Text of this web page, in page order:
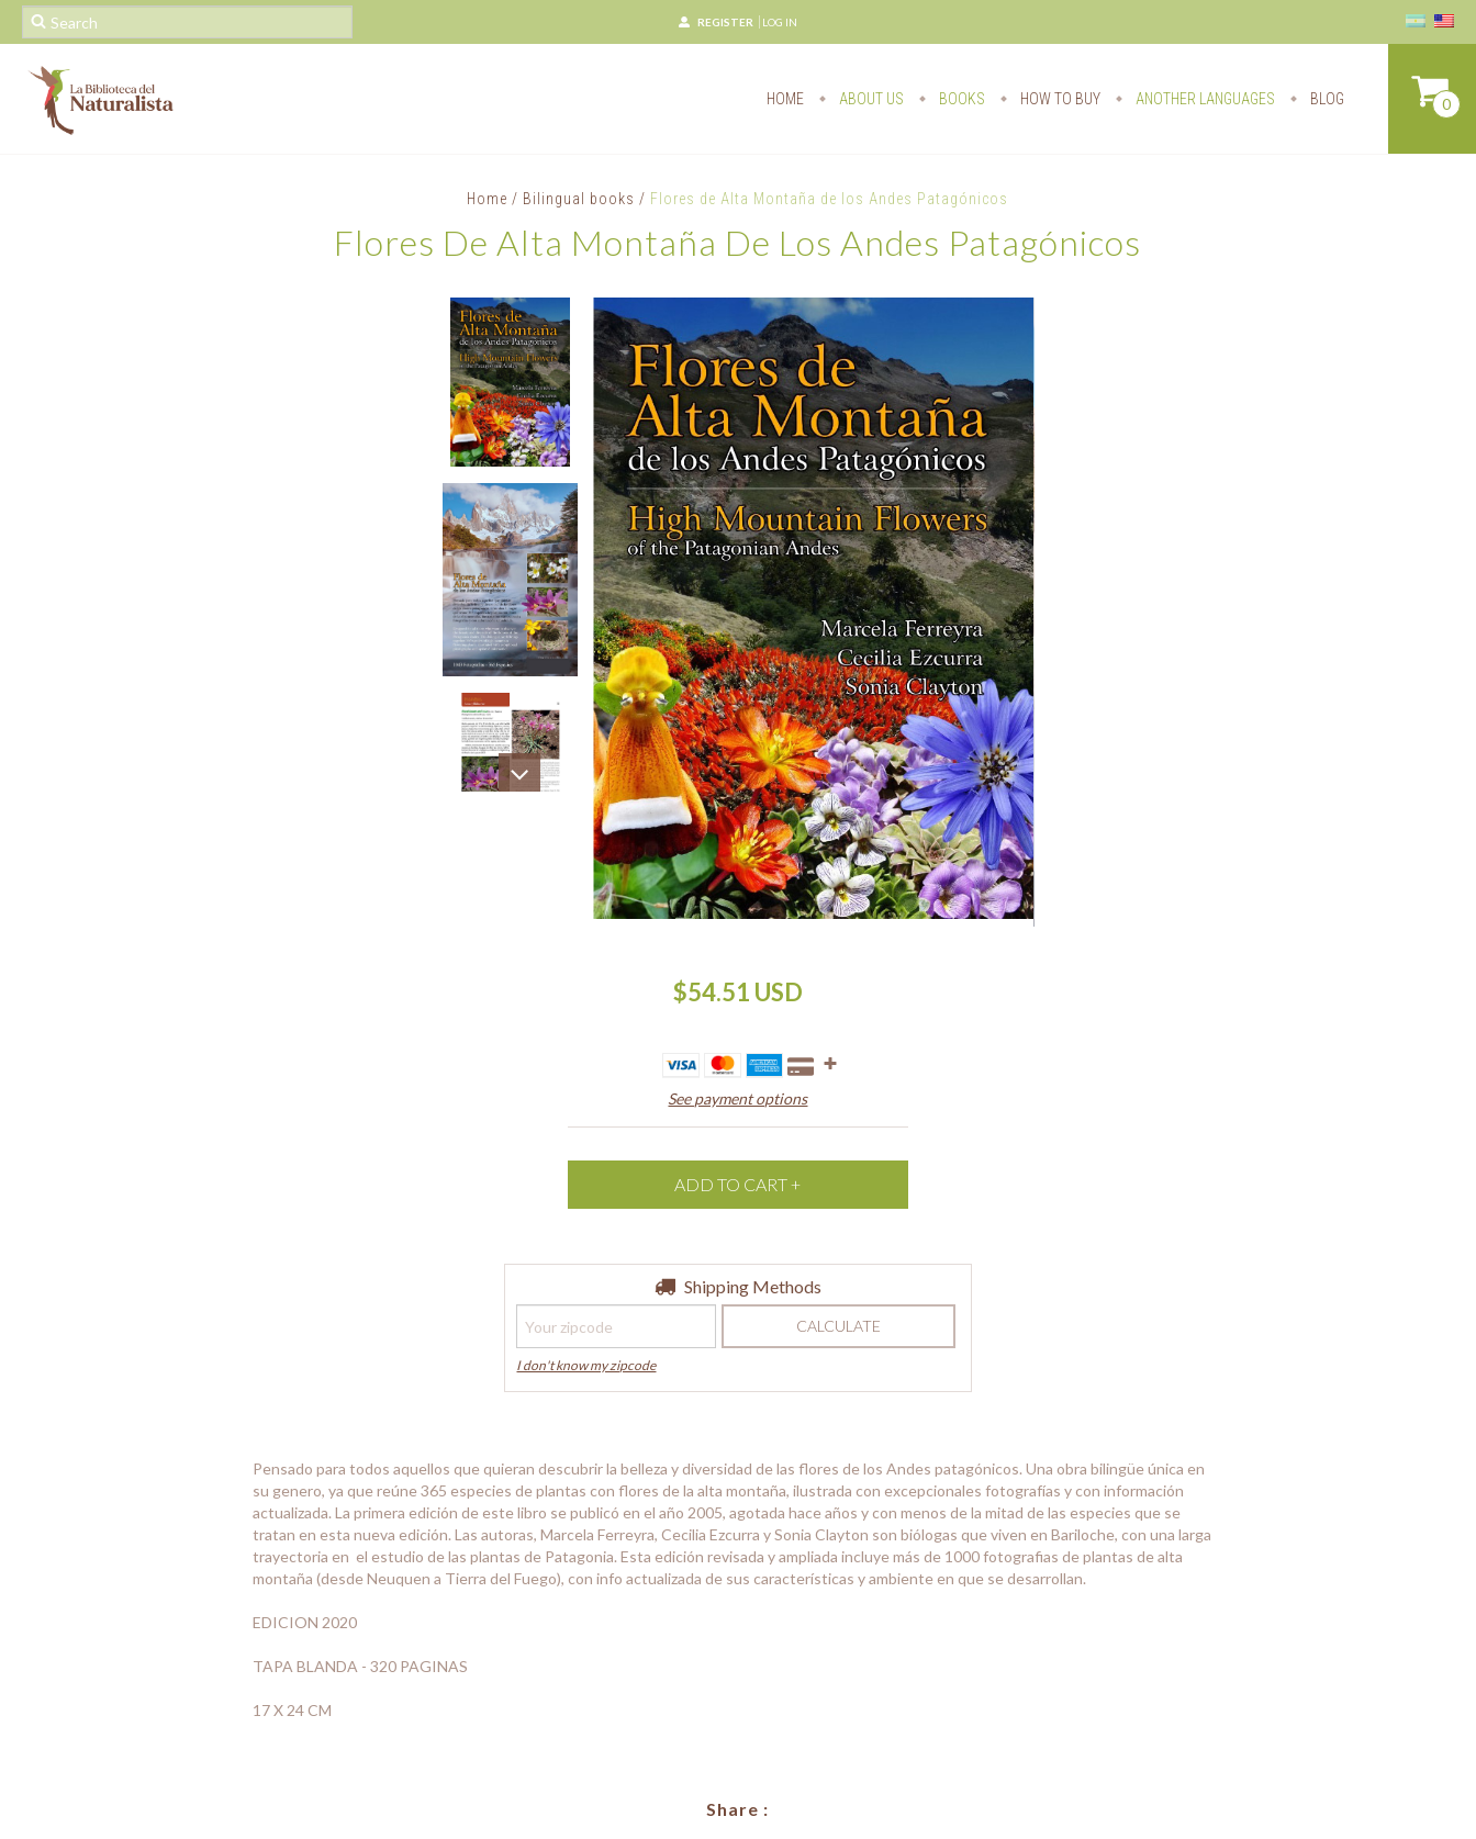
REGISTER LOG IN
HOME ABOUT US BOOKS HOW TO BUY ANOTHER LANGUAGES BLOG 0
Home / Bilingual books / Flores de Alta Montaña de los Andes Patagónicos
Flores De Alta Montaña De Los Andes Patagónicos
$54.51 USD
See payment options
Shipping for zipcode: Shipping Methods
CALCULATE
I don't know my zipcode
Pensado para todos aquellos que quieran descubrir la belleza y diversidad de las flores de los Andes patagónicos. Una obra bilingüe única en
su genero, ya que reúne 365 especies de plantas con flores de la alta montaña, ilustrada con excepcionales fotografías y con información
actualizada. La primera edición de este libro se publicó en el año 2005, agotada hace años y con menos de la mitad de las especies que se
tratan en esta nueva edición. Las autoras, Marcela Ferreyra, Cecilia Ezcurra y Sonia Clayton son biólogas que viven en Bariloche, con una larga
trayectoria en el estudio de las plantas de Patagonia. Esta edición revisada y ampliada incluye más de 1000 fotografias de plantas de alta
montaña (desde Neuquen a Tierra del Fuego), con info actualizada de sus características y ambiente en que se desarrollan.
EDICION 2020
TAPA BLANDA - 320 PAGINAS
17 X 24 CM
Share :